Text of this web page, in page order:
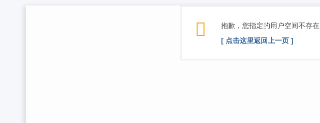
抱歉，您指定的用户空间不存在
[ 点击这里返回上一页 ]